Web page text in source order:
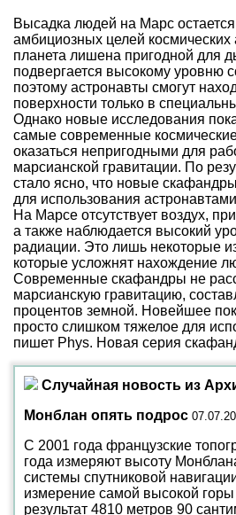
Высадка людей на Марс
амбициозных целей космических
планета лишена пригодной для
подвергается высокому уровню
поэтому астронавты смогут
поверхности только в
Однако новые исследования
самые современные
оказаться непригодными для
марсианской гравитации. По
стало ясно, что новые
для использования
На Марсе отсутствует воздух,
а также наблюдается высокий
радиации. Это лишь некоторые
которые усложнят нахождение
Современные скафандры не
марсианскую гравитацию,
процентов земной. Новейшее
просто слишком тяжелое для
пишет Phys. Новая серия
Случайная новость из
Монблан опять подрос
С 2001 года французские
года измеряют высоту
системы спутниковой
измерение самой высокой
результат 4810 метров 90